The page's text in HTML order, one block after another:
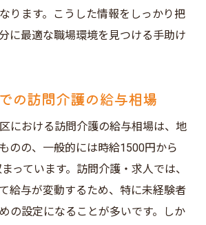
ります。こうした情報をしっかり把
に最適な職場環境を見つける手助け
の訪問介護の給与相場
における訪問介護の給与相場は、地
のの、一般的には時給1500円から
っています。訪問介護・求人では、
給与が変動するため、特に未経験者
の設定になることが多いです。しか